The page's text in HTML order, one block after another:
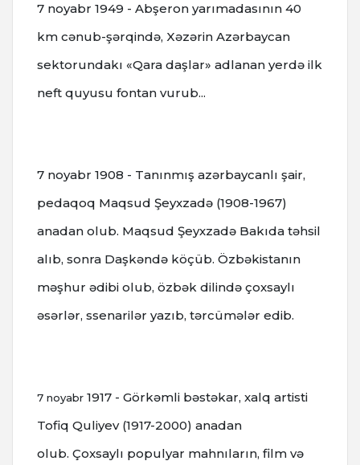
7 noyabr 1949 - Abşeron yarımadasının 40
km cənub-şərqində, Xəzərin Azərbaycan
sektorundakı «Qara daşlar» adlanan yerdə ilk
neft quyusu fontan vurub...
7 noyabr 1908 - Tanınmış azərbaycanlı şair,
pedaqoq Maqsud Şeyxzadə (1908-1967)
anadan olub. Maqsud Şeyxzadə Bakıda təhsil
alıb, sonra Daşkəndə köçüb. Özbəkistanın
məşhur ədibi olub, özbək dilində çoxsaylı
əsərlər, ssenarilər yazıb, tərcümələr edib.
7 noyabr 1917 - Görkəmli bəstəkar, xalq artisti
Tofiq Quliyev (1917-2000) anadan
olub. Çoxsaylı populyar mahnıların, film və